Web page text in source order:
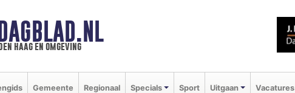
haag en omgeving
Gemeente Regionaal Specials Sport Uitgaan Vacatures